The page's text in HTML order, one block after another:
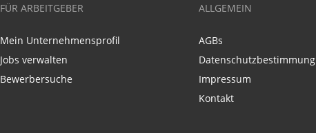
FÜR ARBEITGEBER
Mein Unternehmensprofil
Jobs verwalten
Bewerbersuche
ALLGEMEIN
AGBs
Datenschutzbestimmung
Impressum
Kontakt